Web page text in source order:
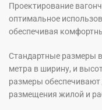
Проектирование
оптимальное
обеспечивая
Стандартные размеры
метра в ширину, и
размеры обеспечивают
размещения жилой и